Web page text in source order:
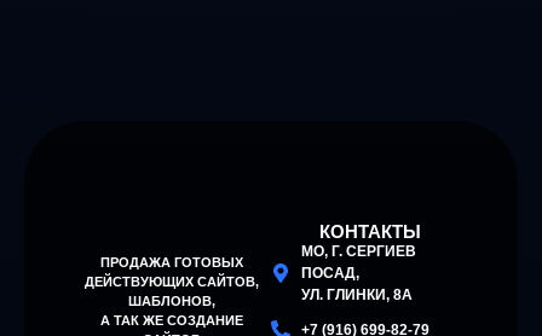
ПРОДАЖА ГОТОВЫХ
ДЕЙСТВУЮЩИХ САЙТОВ,
ШАБЛОНОВ,
А ТАК ЖЕ СОЗДАНИЕ
КОНТАКТЫ
МО, Г. СЕРГИЕВ
ПОСАД,
УЛ. ГЛИНКИ, 8А
+7 (916) 699-82-79